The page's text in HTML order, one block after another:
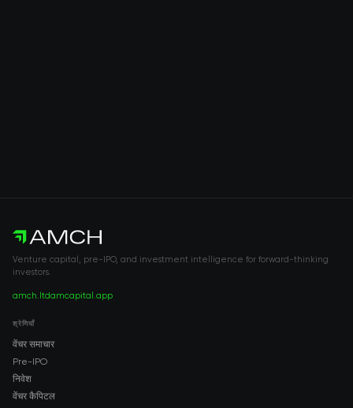
Venture capital, pre-IPO, and investment intelligence for forward-thinking
investors.
amch.ltdamcapital.app
श्रेणियाँ
वेंचर समाचार
Pre-IPO
निवेश
वेंचर कैपिटल